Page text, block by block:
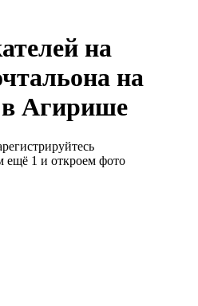
на
на
Агирише
ещё 1 и откроем фото